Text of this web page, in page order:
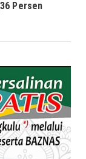
Persen